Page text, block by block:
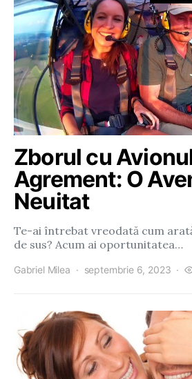
Zborul cu
Agrement: O
Neuitat
Te-ai întrebat vreodată cum
de sus? Acum ai oportunitatea…
Gabriel Milea septembrie 6, 2023